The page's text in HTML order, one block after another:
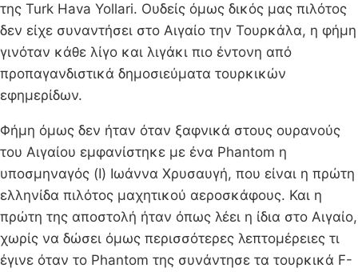
της Turk Hava Yollari. Ουδείς όμως δικός μας πιλότος
δεν είχε συναντήσει στο Αιγαίο την Τουρκάλα, η φήμη
γινόταν κάθε λίγο και λιγάκι πιο έντονη από
προπαγανδιστικά δημοσιεύματα τουρκικών
εφημερίδων.
Φήμη όμως δεν ήταν όταν ξαφνικά στους ουρανούς
του Αιγαίου εμφανίστηκε με ένα Phantom η
υποσμηναγός (Ι) Ιωάννα Χρυσαυγή, που είναι η πρώτη
ελληνίδα πιλότος μαχητικού αεροσκάφους. Και η
πρώτη της αποστολή ήταν όπως λέει η ίδια στο Αιγαίο,
χωρίς να δώσει όμως περισσότερες λεπτομέρειες τι
έγινε όταν το Phantom της συνάντησε τα τουρκικά F-